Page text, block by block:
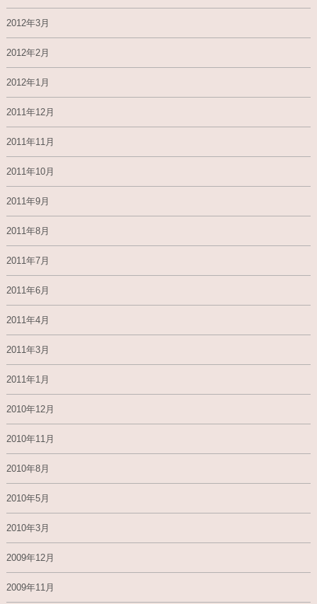
2012年3月
2012年2月
2012年1月
2011年12月
2011年11月
2011年10月
2011年9月
2011年8月
2011年7月
2011年6月
2011年4月
2011年3月
2011年1月
2010年12月
2010年11月
2010年8月
2010年5月
2010年3月
2009年12月
2009年11月